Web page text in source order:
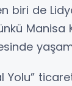
biri de
Yolu”